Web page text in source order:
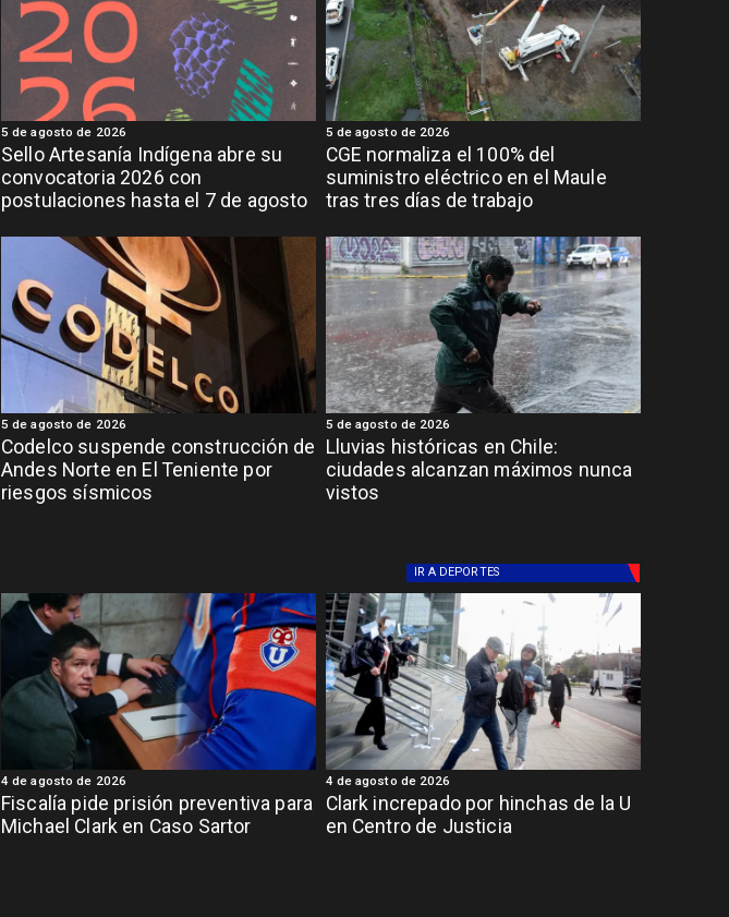
Sello Artesanía Indígena abre su
convocatoria 2026 con
postulaciones hasta el 7 de agosto
5 de agosto de 2026
CGE normaliza el 100% del
suministro eléctrico en el Maule
tras tres días de trabajo
5 de agosto de 2026
Codelco suspende construcción de
Andes Norte en El Teniente por
riesgos sísmicos
5 de agosto de 2026
Lluvias históricas en Chile:
ciudades alcanzan máximos nunca
vistos
5 de agosto de 2026
IR A DEPORTES
Fiscalía pide prisión preventiva para
Michael Clark en Caso Sartor
4 de agosto de 2026
Clark increpado por hinchas de la U
en Centro de Justicia
4 de agosto de 2026